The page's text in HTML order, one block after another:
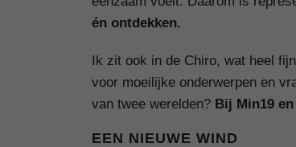
én ontdekken.
Ik zit ook in de Chiro, wat heel
voor moeilijke onderwerpen en
van twee werelden? Bij Min19
EEN NIEUWE WIND